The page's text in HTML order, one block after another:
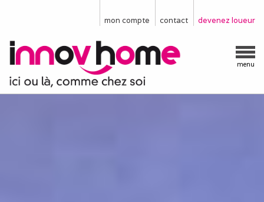
devenez loueur
contact
mon compte
menu